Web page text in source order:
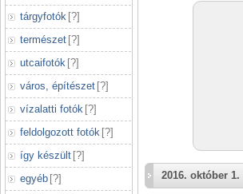
tárgyfotók [?]
természet [?]
utcaifotók [?]
város, építészet [?]
vízalatti fotók [?]
feldolgozott fotók [?]
így készült [?]
egyéb [?]
2016. október 1.